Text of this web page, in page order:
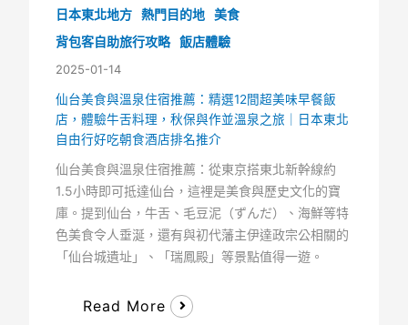
日本東北地方 熱門目的地 美食
背包客自助旅行攻略 飯店體驗
2025-01-14
仙台美食與溫泉住宿推薦：精選12間超美味早餐飯
店，體驗牛舌料理，秋保與作並溫泉之旅｜日本東北
自由行好吃朝食酒店排名推介
仙台美食與溫泉住宿推薦：從東京搭東北新幹線約
1.5小時即可抵達仙台，這裡是美食與歷史文化的寶
庫。提到仙台，牛舌、毛豆泥（ずんだ）、海鮮等特
色美食令人垂涎，還有與初代藩主伊達政宗公相關的
「仙台城遺址」、「瑞鳳殿」等景點值得一遊。
Read More